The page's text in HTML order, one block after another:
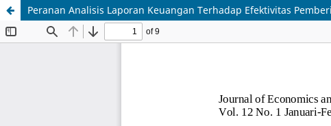
Peranan Analisis Laporan Keuangan Terhadap Efektivitas